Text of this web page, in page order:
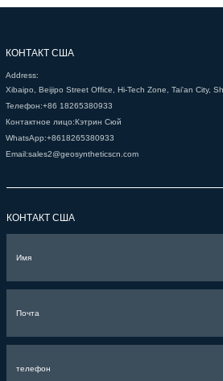
КОНТАКТ США
Address:
Xibaipo, Beijipo Street Office, Hi-Tech Zone, Tai'an City,
Телефон:+86 18265380933
Контактное лицо:Кэтрин Сюй
WhatsApp:+8618265380933
Email:sales2@geosyntheticscn.com
КОНТАКТ США